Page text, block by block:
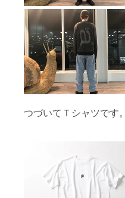
つづいてＴシャツです。